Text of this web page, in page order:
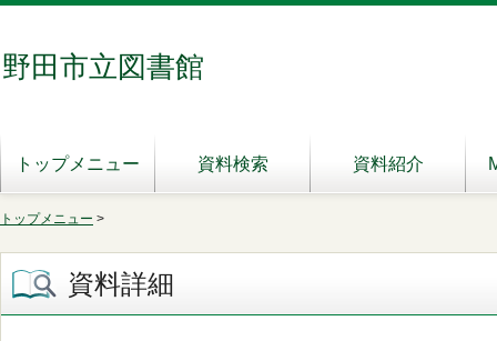
野田市立図書館
トップメニュー 資料検索 資料紹介
トップメニュー >
資料詳細